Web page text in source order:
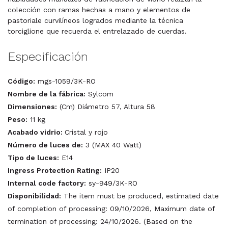
colección con ramas hechas a mano y elementos de
pastoriale curvilíneos logrados mediante la técnica
torciglione que recuerda el entrelazado de cuerdas.
Especificación
Código: mgs-1059/3K-RO
Nombre de la fábrica: Sylcom
Dimensiones: (Cm) Diámetro 57, Altura 58
Peso: 11 kg
Acabado vidrio: Cristal y rojo
Número de luces de: 3 (MAX 40 Watt)
Tipo de luces: E14
Ingress Protection Rating: IP20
Internal code factory: sy-949/3K-RO
Disponibilidad: The item must be produced, estimated date
of completion of processing: 09/10/2026, Maximum date of
termination of processing: 24/10/2026. (Based on the